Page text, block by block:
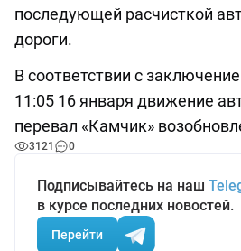
последующей расчисткой
дороги.
В соответствии с
11:05 16 января движение
перевал «Камчик»
3121 0
Подписывайтесь на наш
в курсе последних новостей.
Перейти